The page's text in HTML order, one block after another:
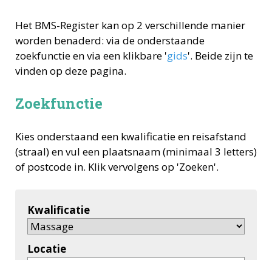
Het BMS-Register kan op 2 verschillende manier
worden benaderd: via de onderstaande
zoekfunctie en via een klikbare 'gids'. Beide zijn te
vinden op deze pagina.
Zoekfunctie
Kies onderstaand een kwalificatie en reisafstand
(straal) en vul een plaatsnaam (minimaal 3 letters)
of postcode in. Klik vervolgens op 'Zoeken'.
Kwalificatie
Locatie